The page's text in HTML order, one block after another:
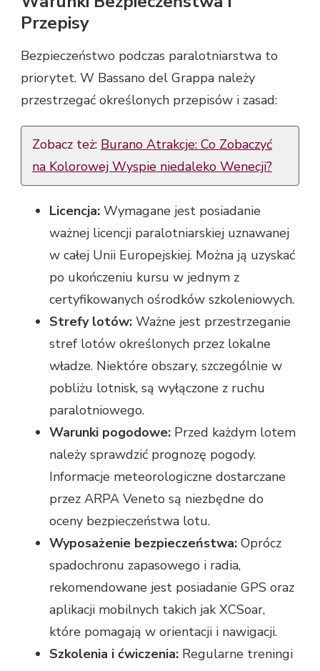
Przepisy
Bezpieczeństwo podczas paralotniarstwa to
priorytet. W Bassano del Grappa należy
przestrzegać określonych przepisów i zasad:
Zobacz też: Burano Atrakcje: Co Zobaczyć
na Kolorowej Wyspie niedaleko Wenecji?
Licencja: Wymagane jest posiadanie
ważnej licencji paralotniarskiej uznawanej
w całej Unii Europejskiej. Można ją uzyskać
po ukończeniu kursu w jednym z
certyfikowanych ośrodków szkoleniowych.
Strefy lotów: Ważne jest przestrzeganie
stref lotów określonych przez lokalne
władze. Niektóre obszary, szczególnie w
pobliżu lotnisk, są wyłączone z ruchu
paralotniowego.
Warunki pogodowe: Przed każdym lotem
należy sprawdzić prognozę pogody.
Informacje meteorologiczne dostarczane
przez ARPA Veneto są niezbędne do
oceny bezpieczeństwa lotu.
Wyposażenie bezpieczeństwa: Oprócz
spadochronu zapasowego i radia,
rekomendowane jest posiadanie GPS oraz
aplikacji mobilnych takich jak XCSoar,
które pomagają w orientacji i nawigacji.
Szkolenia i ćwiczenia: Regularne treningi